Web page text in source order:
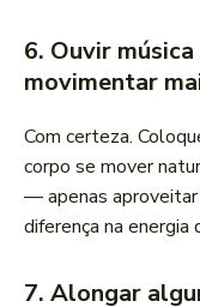
6. Ouvir
movimentar
Com certeza.
corpo se mover
— apenas aproveitar
diferença na energia
7. Alongar